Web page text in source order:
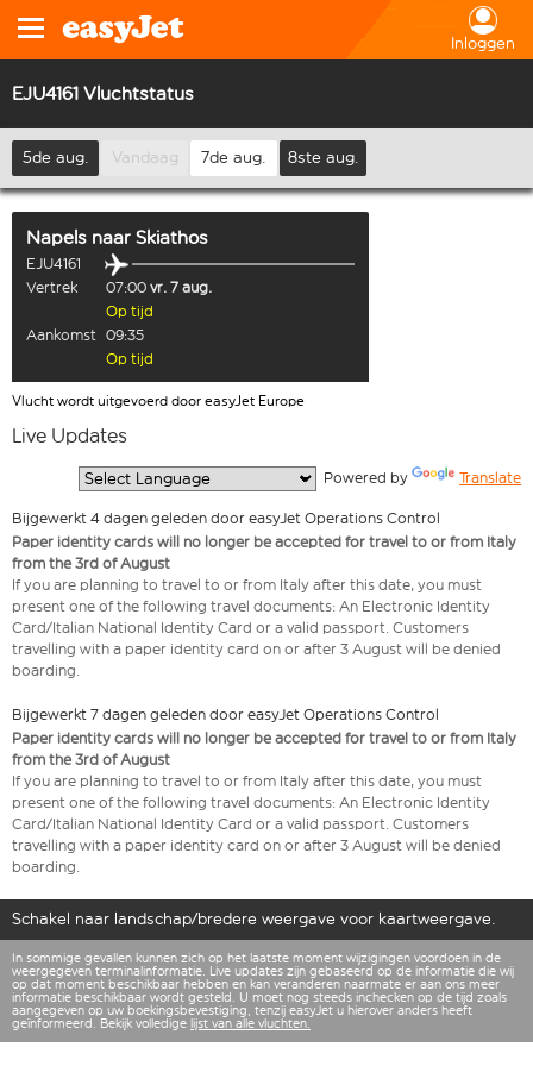
Inloggen
EJU4161 Vluchtstatus
5de aug. Vandaag 7de aug. 8ste aug.
Napels naar Skiathos
EJU4161
Vertrek
07:00 vr. 7 aug.
Op tijd
Aankomst 09:35
Op tijd
Vlucht wordt uitgevoerd door easyJet Europe
Live Updates
Powered by Translate
Bijgewerkt 4 dagen geleden door easyJet Operations Control
Paper identity cards will no longer be accepted for travel to or from Italy
from the 3rd of August
If you are planning to travel to or from Italy after this date, you must
present one of the following travel documents: An Electronic Identity
Card/Italian National Identity Card or a valid passport. Customers
travelling with a paper identity card on or after 3 August will be denied
boarding.
Bijgewerkt 7 dagen geleden door easyJet Operations Control
Paper identity cards will no longer be accepted for travel to or from Italy
from the 3rd of August
If you are planning to travel to or from Italy after this date, you must
present one of the following travel documents: An Electronic Identity
Card/Italian National Identity Card or a valid passport. Customers
travelling with a paper identity card on or after 3 August will be denied
boarding.
Schakel naar landschap/bredere weergave voor kaartweergave.
In sommige gevallen kunnen zich op het laatste moment wijzigingen voordoen in de
weergegeven terminalinformatie. Live updates zijn gebaseerd op de informatie die wij
op dat moment beschikbaar hebben en kan veranderen naarmate er aan ons meer
informatie beschikbaar wordt gesteld. U moet nog steeds inchecken op de tijd zoals
aangegeven op uw boekingsbevestiging, tenzij easyJet u hierover anders heeft
geïnformeerd. Bekijk volledige lijst van alle vluchten.